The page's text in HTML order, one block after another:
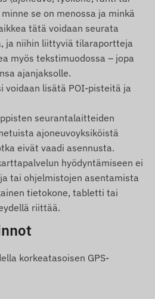
yhteyden
sekä GSM/4G-
kortti, jossa on data- ja
Sijainti voidaan hakea
Afrikka, Australia
SIM-kortti ja
vastuulla.
– esikonfiguroitu, ilman
+ SIM – täysin
ylläpito sisältyy.
se on menossa ja minkä
tätä voidaan seurata
ja niihin liittyviä tilaraportteja
myös tekstimuodossa – jopa
ajanjaksolle.
voidaan lisätä POI-pisteitä ja
seurantalaitteiden
ajoneuvoyksiköistä
eivät vaadi asennusta.
hyödyntämiseen ei
tai ohjelmistojen asentamista
tietokone, tabletti tai
riittää.
korkeatasoisen GPS-